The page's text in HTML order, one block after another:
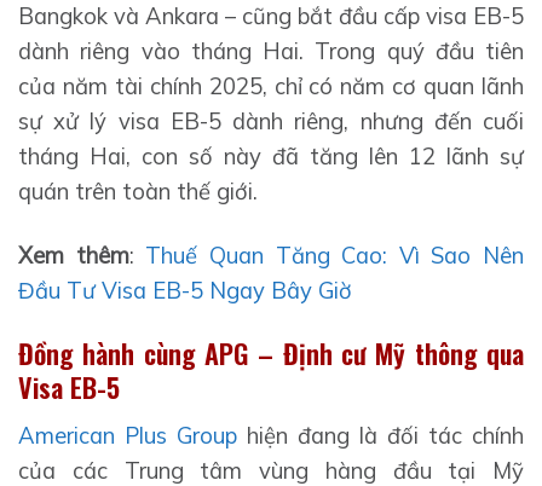
Bangkok và Ankara – cũng bắt đầu cấp visa EB-5
dành riêng vào tháng Hai. Trong quý đầu tiên
của năm tài chính 2025, chỉ có năm cơ quan lãnh
sự xử lý visa EB-5 dành riêng, nhưng đến cuối
tháng Hai, con số này đã tăng lên 12 lãnh sự
quán trên toàn thế giới.
Xem thêm: Thuế Quan Tăng Cao: Vì Sao Nên
Đầu Tư Visa EB-5 Ngay Bây Giờ
Đồng hành cùng APG – Định cư Mỹ thông qua
Visa EB-5
American Plus Group hiện đang là đối tác chính
của các Trung tâm vùng hàng đầu tại Mỹ